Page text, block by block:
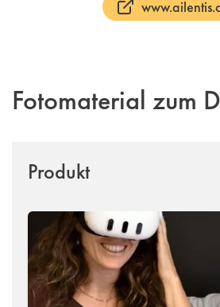
Fotomaterial zum
Produkt